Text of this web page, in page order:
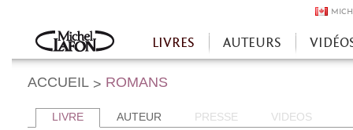
Accueil
LIVRES AUTEURS
ACCUEIL > ROMANS
LIVRE AUTEUR PRESSE VIDEOS